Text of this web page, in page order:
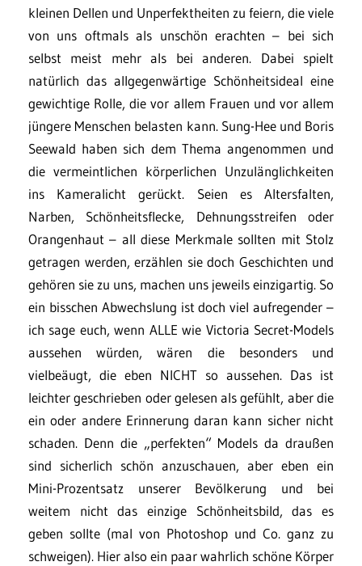
kleinen Dellen und Unperfektheiten zu feiern, die viele
von uns oftmals als unschön erachten – bei sich
selbst meist mehr als bei anderen. Dabei spielt
natürlich das allgegenwärtige Schönheitsideal eine
gewichtige Rolle, die vor allem Frauen und vor allem
jüngere Menschen belasten kann. Sung-Hee und Boris
Seewald haben sich dem Thema angenommen und
die vermeintlichen körperlichen Unzulänglichkeiten
ins Kameralicht gerückt. Seien es Altersfalten,
Narben, Schönheitsflecke, Dehnungsstreifen oder
Orangenhaut – all diese Merkmale sollten mit Stolz
getragen werden, erzählen sie doch Geschichten und
gehören sie zu uns, machen uns jeweils einzigartig. So
ein bisschen Abwechslung ist doch viel aufregender –
ich sage euch, wenn ALLE wie Victoria Secret-Models
aussehen würden, wären die besonders und
vielbeäugt, die eben NICHT so aussehen. Das ist
leichter geschrieben oder gelesen als gefühlt, aber die
ein oder andere Erinnerung daran kann sicher nicht
schaden. Denn die „perfekten“ Models da draußen
sind sicherlich schön anzuschauen, aber eben ein
Mini-Prozentsatz unserer Bevölkerung und bei
weitem nicht das einzige Schönheitsbild, das es
geben sollte (mal von Photoshop und Co. ganz zu
schweigen). Hier also ein paar wahrlich schöne Körper